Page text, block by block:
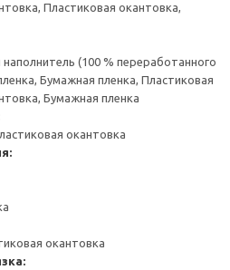
Пластиковая окантовка,
(100 % переработанного
Бумажная пленка, Пластиковая
Бумажная пленка
окантовка
окантовка